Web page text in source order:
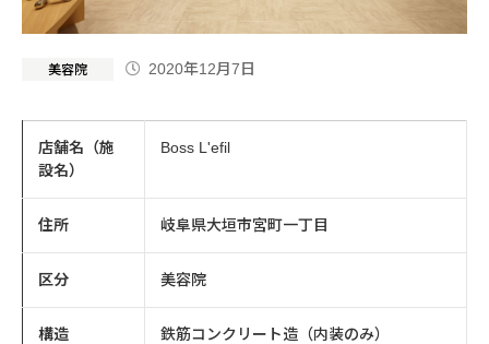
美容院 2020年12月7日
店舗名（施
設名）
Boss L'efil
住所 岐阜県大垣市宮町一丁目
区分 美容院
構造 鉄筋コンクリート造（内装のみ）